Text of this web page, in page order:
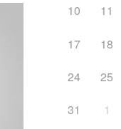
10 11
17 18
24 25
31
1